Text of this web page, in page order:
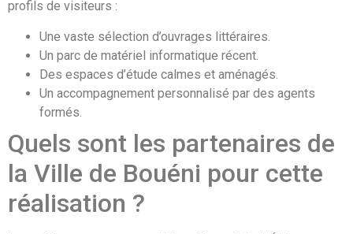
profils de visiteurs :
Une vaste sélection d’ouvrages littéraires.
Un parc de matériel informatique récent.
Des espaces d’étude calmes et aménagés.
Un accompagnement personnalisé par des agents
formés.
Quels sont les partenaires de
la Ville de Bouéni pour cette
réalisation ?